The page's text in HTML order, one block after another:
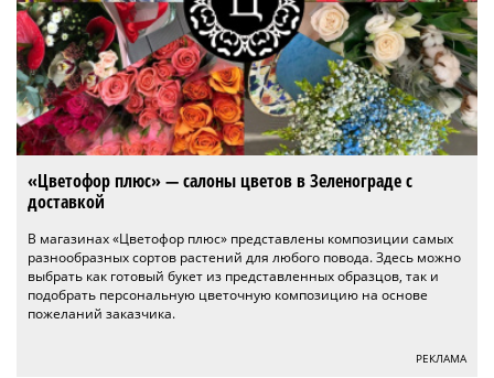
«Цветофор плюс» — салоны цветов в Зеленограде с
доставкой
В магазинах «Цветофор плюс» представлены композиции самых
разнообразных сортов растений для любого повода. Здесь можно
выбрать как готовый букет из представленных образцов, так и
подобрать персональную цветочную композицию на основе
пожеланий заказчика.
РЕКЛАМА